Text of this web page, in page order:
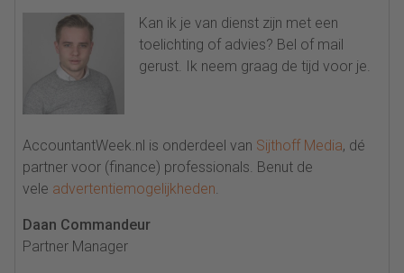
Kan ik je van dienst zijn met een
toelichting of advies? Bel of mail
gerust. Ik neem graag de tijd voor je.
AccountantWeek.nl is onderdeel van Sijthoff Media, dé
partner voor (finance) professionals. Benut de
vele advertentiemogelijkheden.
Daan Commandeur
Partner Manager